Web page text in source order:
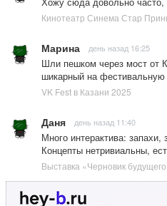
Кинотеатр Синема Стар
Марина день назад 16:25
Шли пешком через мост от
шикарный на
VK Fest в Казани 2025
Даня день назад 11:40
Много интерактива: запахи,
Концепты нетривиальны,
Выставка «Черновик